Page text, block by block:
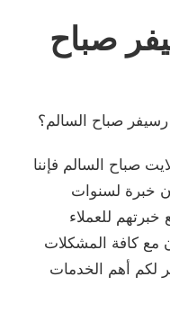
صباح
صباح السالم؟
صباح السالم فإننا
خبرة لسنوات
للعملاء
مع كافة المشكلات
لكم أهم الخدمات